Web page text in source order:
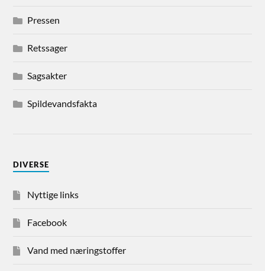
Pressen
Retssager
Sagsakter
Spildevandsfakta
DIVERSE
Nyttige links
Facebook
Vand med næringstoffer